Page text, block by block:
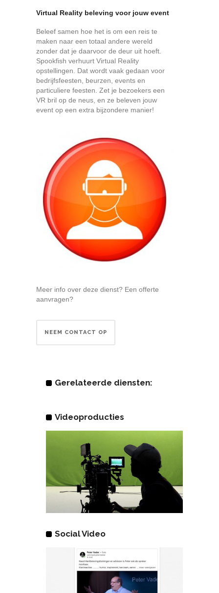
Virtual Reality beleving voor jouw event
Beleef samen hoe het is om een reis te
maken naar een totaal andere wereld
zonder dat je daarvoor de deur uit hoeft.
Spookfish verhuurt Virtual Reality
opstellingen. Dat wordt vaak gedaan voor
bedrijfsfeesten, beurzen, events en
particuliere feesten. Zet je bezoekers een
VR bril op de neus, en ze beleven jouw
event op een extra bijzondere manier!
Meer info over deze dienst? Een offerte
aanvragen?
NEEM CONTACT OP
Gerelateerde diensten:
Videoproducties
Social Video